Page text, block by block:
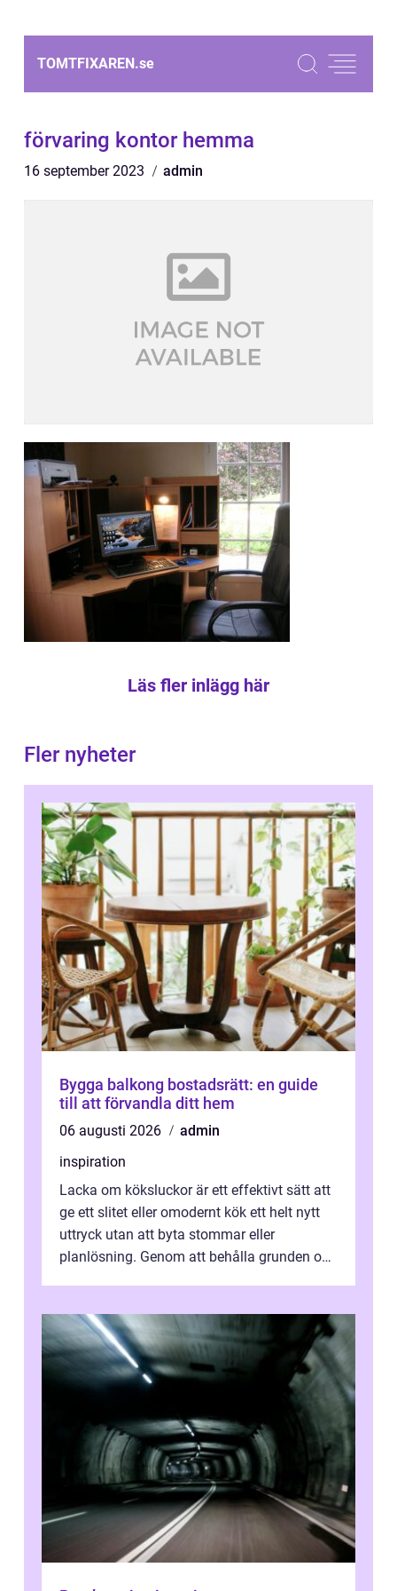
TOMTFIXAREN.se
förvaring kontor hemma
16 september 2023 admin
Läs fler inlägg här
Fler nyheter
Bygga balkong bostadsrätt: en guide
till att förvandla ditt hem
06 augusti 2026
admin
inspiration
Lacka om köksluckor är ett effektivt sätt att
ge ett slitet eller omodernt kök ett helt nytt
uttryck utan att byta stommar eller
planlösning. Genom att behålla grunden och